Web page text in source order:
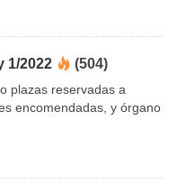
1/2022 (504)
plazas reservadas a
encomendadas, y órgano